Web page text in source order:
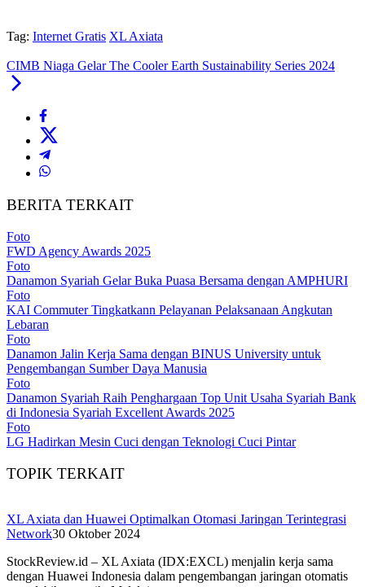
Tag: Internet Gratis XL Axiata
CIMB Niaga Gelar The Cooler Earth Sustainability Series 2024
BERITA TERKAIT
Foto
FWD Agency Awards 2025
Foto
Danamon Syariah Gelar Buka Puasa Bersama dengan AMPHURI
Foto
KAI Commuter Tingkatkann Pelayanan Pelaksanaan Angkutan
Lebaran
Foto
Danamon Jalin Kerja Sama dengan BINUS University untuk
Pengembangan Sumber Daya Manusia
Foto
Danamon Syariah Raih Penghargaan Top Unit Usaha Syariah Bank
di Indonesia Syariah Excellent Awards 2025
Foto
LG Hadirkan Mesin Cuci dengan Teknologi Cuci Pintar
TOPIK TERKAIT
XL Axiata dan Huawei Optimalkan Otomasi Jaringan Terintegrasi
Network30 Oktober 2024
StockReview.id – XL Axiata (IDX:EXCL) menjalin kerja sama
dengan Huawei Indonesia dalam pengembangan jaringan otomatis